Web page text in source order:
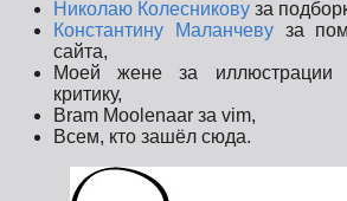
Николаю Колесникову за
Константину Маланчевуза
сайта,
Моей жене за иллюстрации
критику,
Bram Moolenaar за vim,
Всем, кто зашёл сюда.